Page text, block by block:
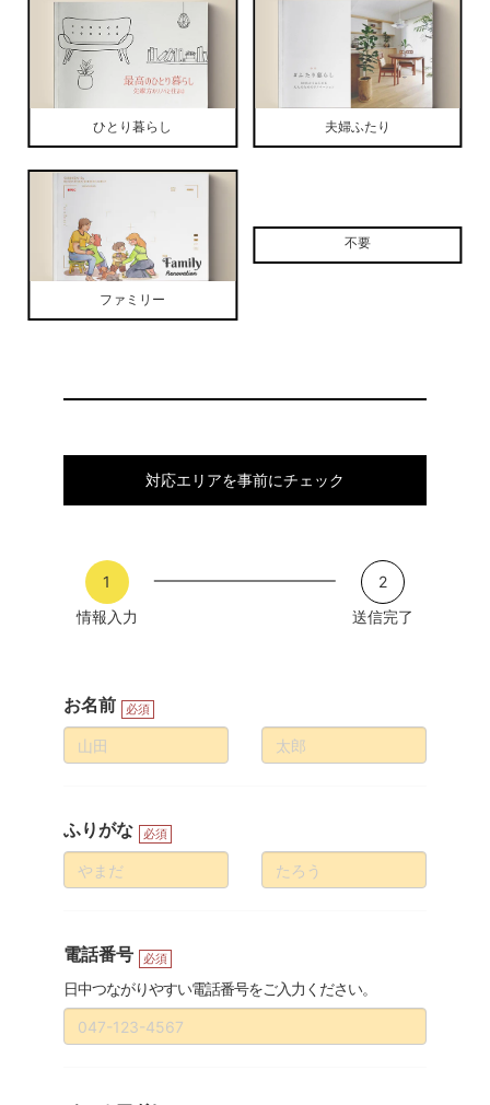
ひとり暮らし 夫婦ふたり
ファミリー
不要
対応エリアを事前にチェック
1
情報入力
2
送信完了
お名前 必須
ふりがな 必須
電話番号 必須
日中つながりやすい電話番号をご入力ください。